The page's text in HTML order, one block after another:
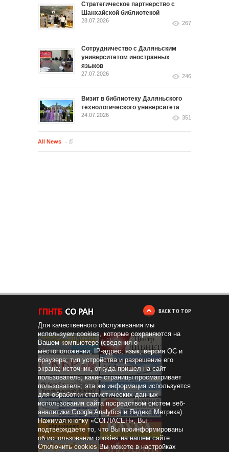
Стратегическое партнерство с
Шанхайской библиотекой
28.07.2026 267
Сотрудничество с Даляньским
университетом иностранных
языков
27.07.2026 246
Визит в библиотеку Даляньского
технологического университета
24.07.2026 351
All News
BACK TO TOP
Дистанционное
образование
Для качественного обслуживания мы
используем cookies, которые сохраняются на
Вашем компьютере (сведения о
местоположении; IP-адрес; язык, версия ОС и
браузера; тип устройства и разрешение его
экрана; источник, откуда пришел на сайт
пользователь; какие страницы просматривает
пользователь; эта же информация используется
для обработки статистических данных
использования сайта посредством систем веб-
аналитики Google Analytics и Яндекс.Метрика).
Нажимая кнопку «СОГЛАСЕН», Вы
подтверждаете то, что Вы проинформированы
об использовании cookies на нашем сайте.
Отключить cookies Вы можете в настройках